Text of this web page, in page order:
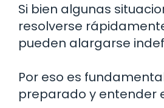
Si bien algunas
resolverse
pueden alargarse
Por eso es
preparado y entender